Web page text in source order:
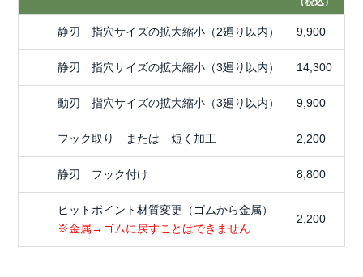
静刃 指穴サイズの拡大縮小（2廻り以内） 9,900
静刃 指穴サイズの拡大縮小（3廻り以内） 14,300
動刃 指穴サイズの拡大縮小（3廻り以内） 9,900
フック取り または 短く加工 2,200
静刃 フック付け 8,800
ヒットポイント材質変更（ゴムから金属）
※金属→ゴムに戻すことはできません
2,200